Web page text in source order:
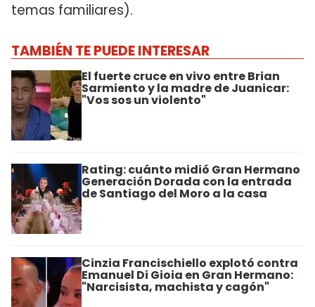
temas familiares).
TAMBIÉN TE PUEDE INTERESAR
El fuerte cruce en vivo entre Brian
Sarmiento y la madre de Juanicar:
"Vos sos un violento"
Rating: cuánto midió Gran Hermano
Generación Dorada con la entrada
de Santiago del Moro a la casa
Cinzia Francischiello explotó contra
Emanuel Di Gioia en Gran Hermano:
"Narcisista, machista y cagón"